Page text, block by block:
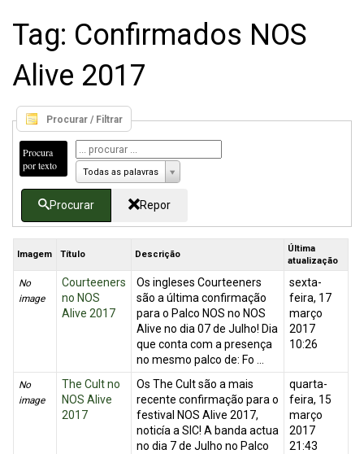
Tag: Confirmados NOS
Alive 2017
Procurar / Filtrar
Procura
por texto
Todas as palavras
Procurar Repor
Imagem Título Descrição
Última
atualização
No
image
Courteeners
no NOS
Alive 2017
Os ingleses Courteeners
são a última confirmação
para o Palco NOS no NOS
Alive no dia 07 de Julho! Dia
que conta com a presença
no mesmo palco de: Fo ...
sexta-
feira, 17
março
2017
10:26
No
image
The Cult no
NOS Alive
2017
Os The Cult são a mais
recente confirmação para o
festival NOS Alive 2017,
noticía a SIC! A banda actua
no dia 7 de Julho no Palco
quarta-
feira, 15
março
2017
21:43